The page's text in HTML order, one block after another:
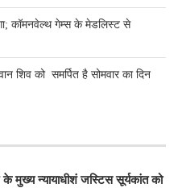
कॉमनवेल्थ गेम्स के मेडलिस्ट से
शिव को समर्पित है सोमवार का दिन
के मुख्य न्यायाधीशं जस्टिस सूर्यकांत को